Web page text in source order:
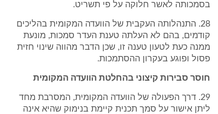
בסמכותה לאשר חלוקה על פי תשריט.
28. התנהלותה העקבית של הוועדה המקומית בהליכים
קודמים, בהם לא העלתה טענת העדר סמכות, מונעת
ממנה כעת לטעון טענה זו, שכן הדבר מהווה שינוי חזית
פסול ופוגע בעקרון ההסתמכות.
חוסר סבירות קיצוני בהחלטת הוועדה המקומית
29. דרך הפעולה של הוועדה המקומית, המסרבת מחד
ליתן אישור על סמך תכנית קיימת בנימוק שהיא אינה